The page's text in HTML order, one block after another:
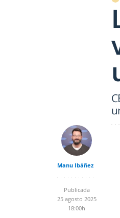
Manu Ibáñez
Publicada
25 agosto 2025
18:00h